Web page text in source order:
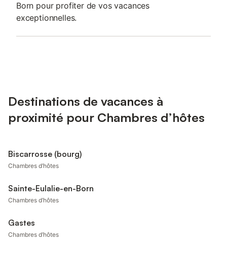
Born pour profiter de vos vacances
exceptionnelles.
Destinations de vacances à
proximité pour Chambres d’hôtes
Biscarrosse (bourg)
Chambres d’hôtes
Sainte-Eulalie-en-Born
Chambres d’hôtes
Gastes
Chambres d’hôtes